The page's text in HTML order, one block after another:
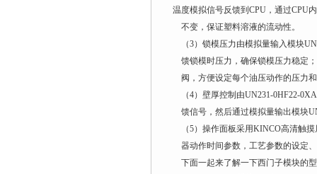
温度模拟信号反馈到CPU，通过CPU
不变，保证塑料溶液的流动性。
（3）锁模压力由模拟量输入模块
馈锁模时压力，确保锁模压力稳定
阀，方便设定每个油压动作的压力
（4）壁厚控制由UN231-0HF22-
馈信号，然后通过模拟量输出模块
（5）操作面板采用KINCO高清触
器动作时间参数，工艺参数的设定
下面一起来了解一下西门子模块的